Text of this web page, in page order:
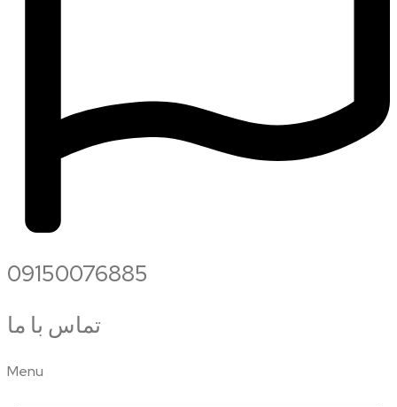
09150076885
تماس با ما
Menu